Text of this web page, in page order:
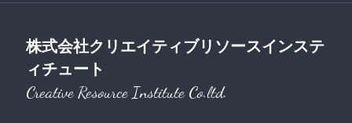
株式会社クリエイティブリソースインステ
ィチュート
Creative Resource Institute Co.ltd.